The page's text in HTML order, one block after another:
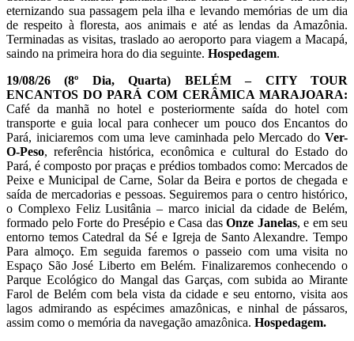
eternizando sua passagem pela ilha e levando memórias de um dia
de respeito à floresta, aos animais e até as lendas da Amazônia.
Terminadas as visitas, traslado ao aeroporto para viagem a Macapá,
saindo na primeira hora do dia seguinte. Hospedagem.
19/08/26(8º Dia, Quarta) BELÉM – CITY TOUR
ENCANTOS DO PARÁ COM CERÂMICA MARAJOARA:
Café da manhã no hotel e posteriormente saída do hotel com
transporte e guia local para conhecer um pouco dos Encantos do
Pará, iniciaremos com uma leve caminhada pelo Mercado do Ver-
O-Peso, referência histórica, econômica e cultural do Estado do
Pará, é composto por praças e prédios tombados como: Mercados de
Peixe e Municipal de Carne, Solar da Beira e portos de chegada e
saída de mercadorias e pessoas. Seguiremos para o centro histórico,
o Complexo Feliz Lusitânia – marco inicial da cidade de Belém,
formado pelo Forte do Presépio e Casa das Onze Janelas, e em seu
entorno temos Catedral da Sé e Igreja de Santo Alexandre. Tempo
Para almoço. Em seguida faremos o passeio com uma visita no
Espaço São José Liberto em Belém. Finalizaremos conhecendo o
Parque Ecológico do Mangal das Garças, com subida ao Mirante
Farol de Belém com bela vista da cidade e seu entorno, visita aos
lagos admirando as espécimes amazônicas, e ninhal de pássaros,
assim como o memória da navegação amazônica. Hospedagem.